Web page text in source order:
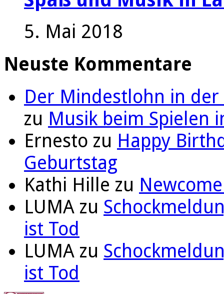
5. Mai 2018
Neuste Kommentare
Der Mindestlohn in der
zu Musik beim Spielen
Ernesto zu Happy
Geburtstag
Kathi Hille zu
LUMA zu
ist Tod
LUMA zu
ist Tod